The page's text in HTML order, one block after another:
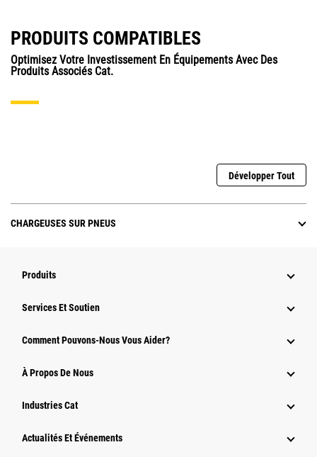
PRODUITS COMPATIBLES
Optimisez Votre Investissement En Équipements Avec Des
Produits Associés Cat.
Développer Tout
CHARGEUSES SUR PNEUS
Produits
Services Et Soutien
Comment Pouvons-Nous Vous Aider?
À Propos De Nous
Industries Cat
Actualités Et Événements